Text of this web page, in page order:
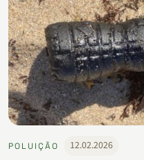
POLUIÇÃO 12.02.2026